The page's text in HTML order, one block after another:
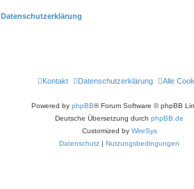
Datenschutzerklärung
Alle
Datenschutzerklärung
Kontakt
Powered by phpBB® Forum Software © phpBB
Deutsche Übersetzung durch phpBB.de
Customized by WireSys
Datenschutz | Nutzungsbedingungen